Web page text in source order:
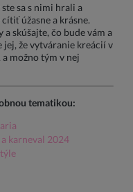
sa s nimi hrali a
úžasne a krásne.
skúšajte, čo bude vám a
jej, že vytváranie kreácií v
možno tým v nej
tematikou:
karneval 2024